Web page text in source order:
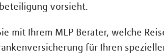
vorsieht.
mit Ihrem MLP Berater, welche
für Ihren